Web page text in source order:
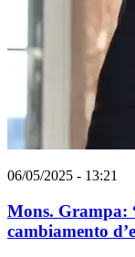
06/05/2025 - 13:21
Mons. Grampa:
cambiamento